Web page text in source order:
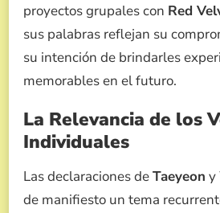
proyectos grupales con Red
sus palabras reflejan su
su intención de brindarles
memorables en el futuro.
La Relevancia de los
Individuales
Las declaraciones deTaeyeon y
de manifiesto un tema